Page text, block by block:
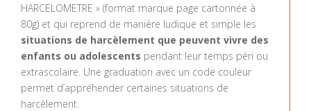
HARCELOMETRE » (format marque page cartonnée à
80g) et qui reprend de manière ludique et simple les
situations de harcèlement que peuvent vivre des
enfants ou adolescents pendant leur temps péri ou
extrascolaire. Une graduation avec un code couleur
permet d’appréhender certaines situations de
harcèlement.